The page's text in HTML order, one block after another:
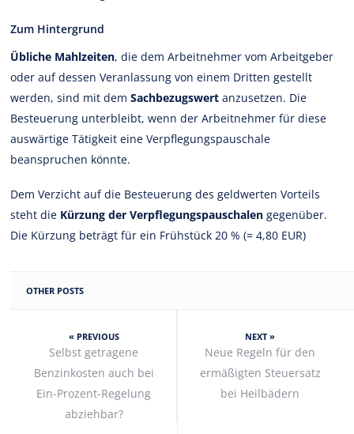
Zum Hintergrund
Übliche Mahlzeiten, die dem Arbeitnehmer vom Arbeitgeber
oder auf dessen Veranlassung von einem Dritten gestellt
werden, sind mit demSachbezugswert anzusetzen. Die
Besteuerung unterbleibt, wenn der Arbeitnehmer für diese
auswärtige Tätigkeit eine Verpflegungspauschale
beanspruchen könnte.
Dem Verzicht auf die Besteuerung des geldwerten Vorteils
steht die Kürzung der Verpflegungspauschalen gegenüber.
Die Kürzung beträgt für ein Frühstück 20 % (= 4,80 EUR)
OTHER POSTS
« PREVIOUS
Selbst getragene
Benzinkosten auch bei
Ein-Prozent-Regelung
abziehbar?
NEXT »
Neue Regeln für den
ermäßigten Steuersatz
bei Heilbädern